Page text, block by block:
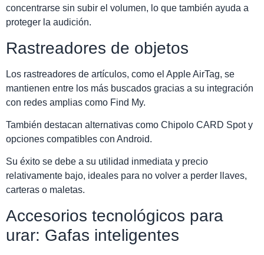
concentrarse sin subir el volumen, lo que también ayuda a
proteger la audición.
Rastreadores de objetos
Los rastreadores de artículos, como el Apple AirTag, se
mantienen entre los más buscados gracias a su integración
con redes amplias como Find My.
También destacan alternativas como Chipolo CARD Spot y
opciones compatibles con Android.
Su éxito se debe a su utilidad inmediata y precio
relativamente bajo, ideales para no volver a perder llaves,
carteras o maletas.
Accesorios tecnológicos para
urar: Gafas inteligentes